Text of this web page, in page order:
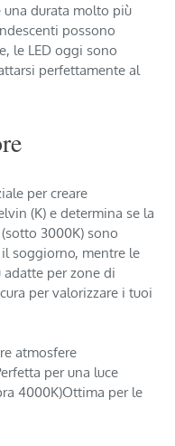
durata molto più
possono
le LED oggi sono
perfettamente al
per creare
(K) e determina se la
3000K) sono
soggiorno, mentre le
per zone di
per valorizzare i tuoi
atmosfere
per una luce
4000K)Ottima per le